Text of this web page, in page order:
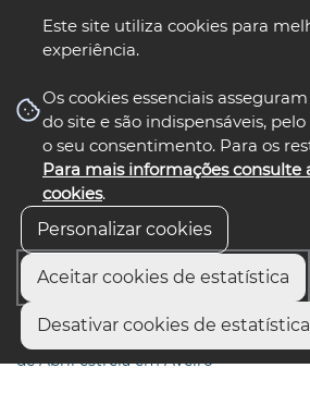
Este site utiliza cookies para
experiência.
Os cookies essenciais
do site e são indispensáveis,
o seu consentimento. Para os
Para mais informações consulte
cookies.
Personalizar cookies
Aceitar cookies de estatística
Desativar cookies de estatística
nos
Início
Performance sobre ameaças à
de Abril estreia em Aveiro